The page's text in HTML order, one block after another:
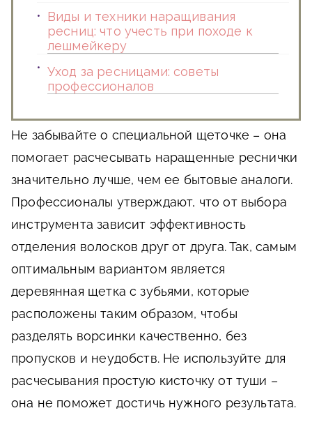
Виды и техники наращивания
ресниц: что учесть при походе к
лешмейкеру
Уход за ресницами: советы
профессионалов
Не забывайте о специальной щеточке – она
помогает расчесывать наращенные реснички
значительно лучше, чем ее бытовые аналоги.
Профессионалы утверждают, что от выбора
инструмента зависит эффективность
отделения волосков друг от друга. Так, самым
оптимальным вариантом является
деревянная щетка с зубьями, которые
расположены таким образом, чтобы
разделять ворсинки качественно, без
пропусков и неудобств. Не используйте для
расчесывания простую кисточку от туши –
она не поможет достичь нужного результата.